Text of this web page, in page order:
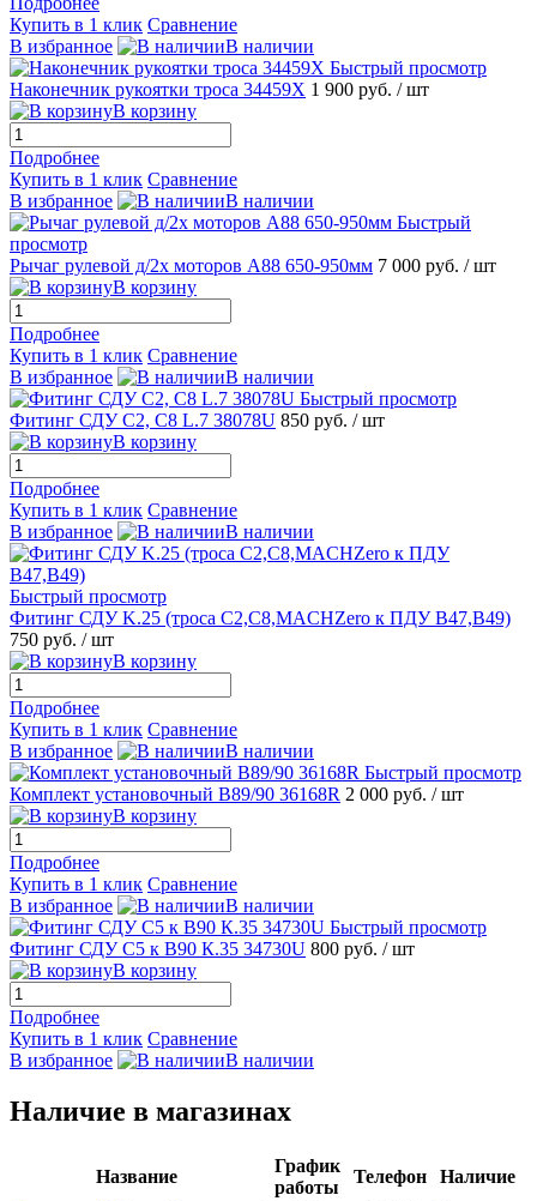
Купить в 1 клик Сравнение
В избранное
В наличии
Быстрый просмотр
Наконечник рукоятки троса 34459Х 1 900 руб. / шт
В корзину
Подробнее
Купить в 1 клик Сравнение
В избранное
В наличии
Быстрый
просмотр
Рычаг рулевой д/2х моторов А88 650-950мм 7 000 руб. / шт
В корзину
Подробнее
Купить в 1 клик Сравнение
В избранное
В наличии
Быстрый просмотр
Фитинг СДУ С2, С8 L.7 38078U 850 руб. / шт
В корзину
Подробнее
Купить в 1 клик Сравнение
В избранное
В наличии
Быстрый просмотр
Фитинг СДУ K.25 (троса C2,C8,MACHZero к ПДУ B47,B49)
750 руб. / шт
В корзину
Подробнее
Купить в 1 клик Сравнение
В избранное
В наличии
Быстрый просмотр
Комплект установочный В89/90 36168R 2 000 руб. / шт
В корзину
Подробнее
Купить в 1 клик Сравнение
В избранное
В наличии
Быстрый просмотр
Фитинг СДУ С5 к В90 К.35 34730U 800 руб. / шт
В корзину
Подробнее
Купить в 1 клик Сравнение
В избранное
В наличии
Наличие в магазинах
Название
График
работы
Телефон
Наличие